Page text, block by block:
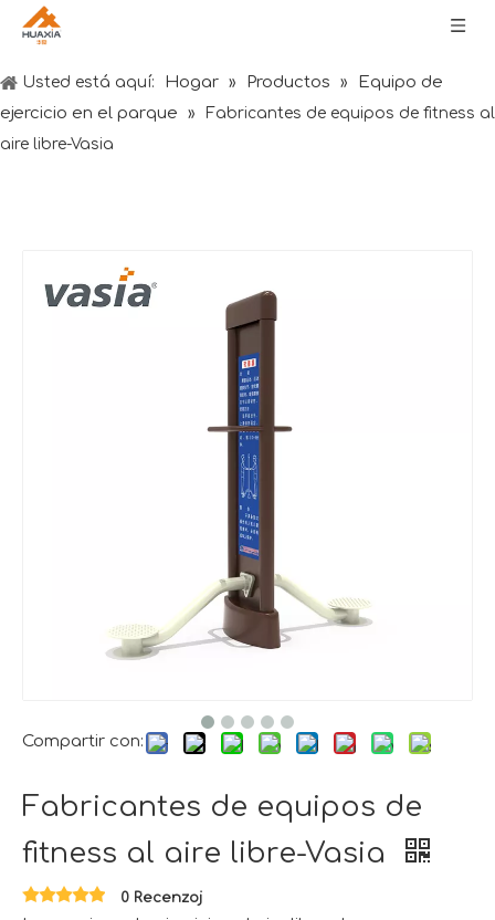
Usted está aquí: Hogar » Productos »
Equipo de
ejercicio en el parque
»
Fabricantes de equipos de fitness al
aire libre-Vasia
Compartir con:
Fabricantes de equipos de
fitness al aire libre-Vasia
0 Recenzoj